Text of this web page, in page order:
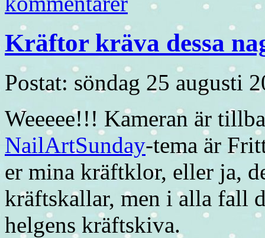
Kräftor kräva dessa
Postat: söndag 25 augusti
Weeeee!!! Kameran är
NailArtSunday-tema är
er mina kräftklor, eller ja,
kräftskallar, men i alla fall
helgens kräftskiva.